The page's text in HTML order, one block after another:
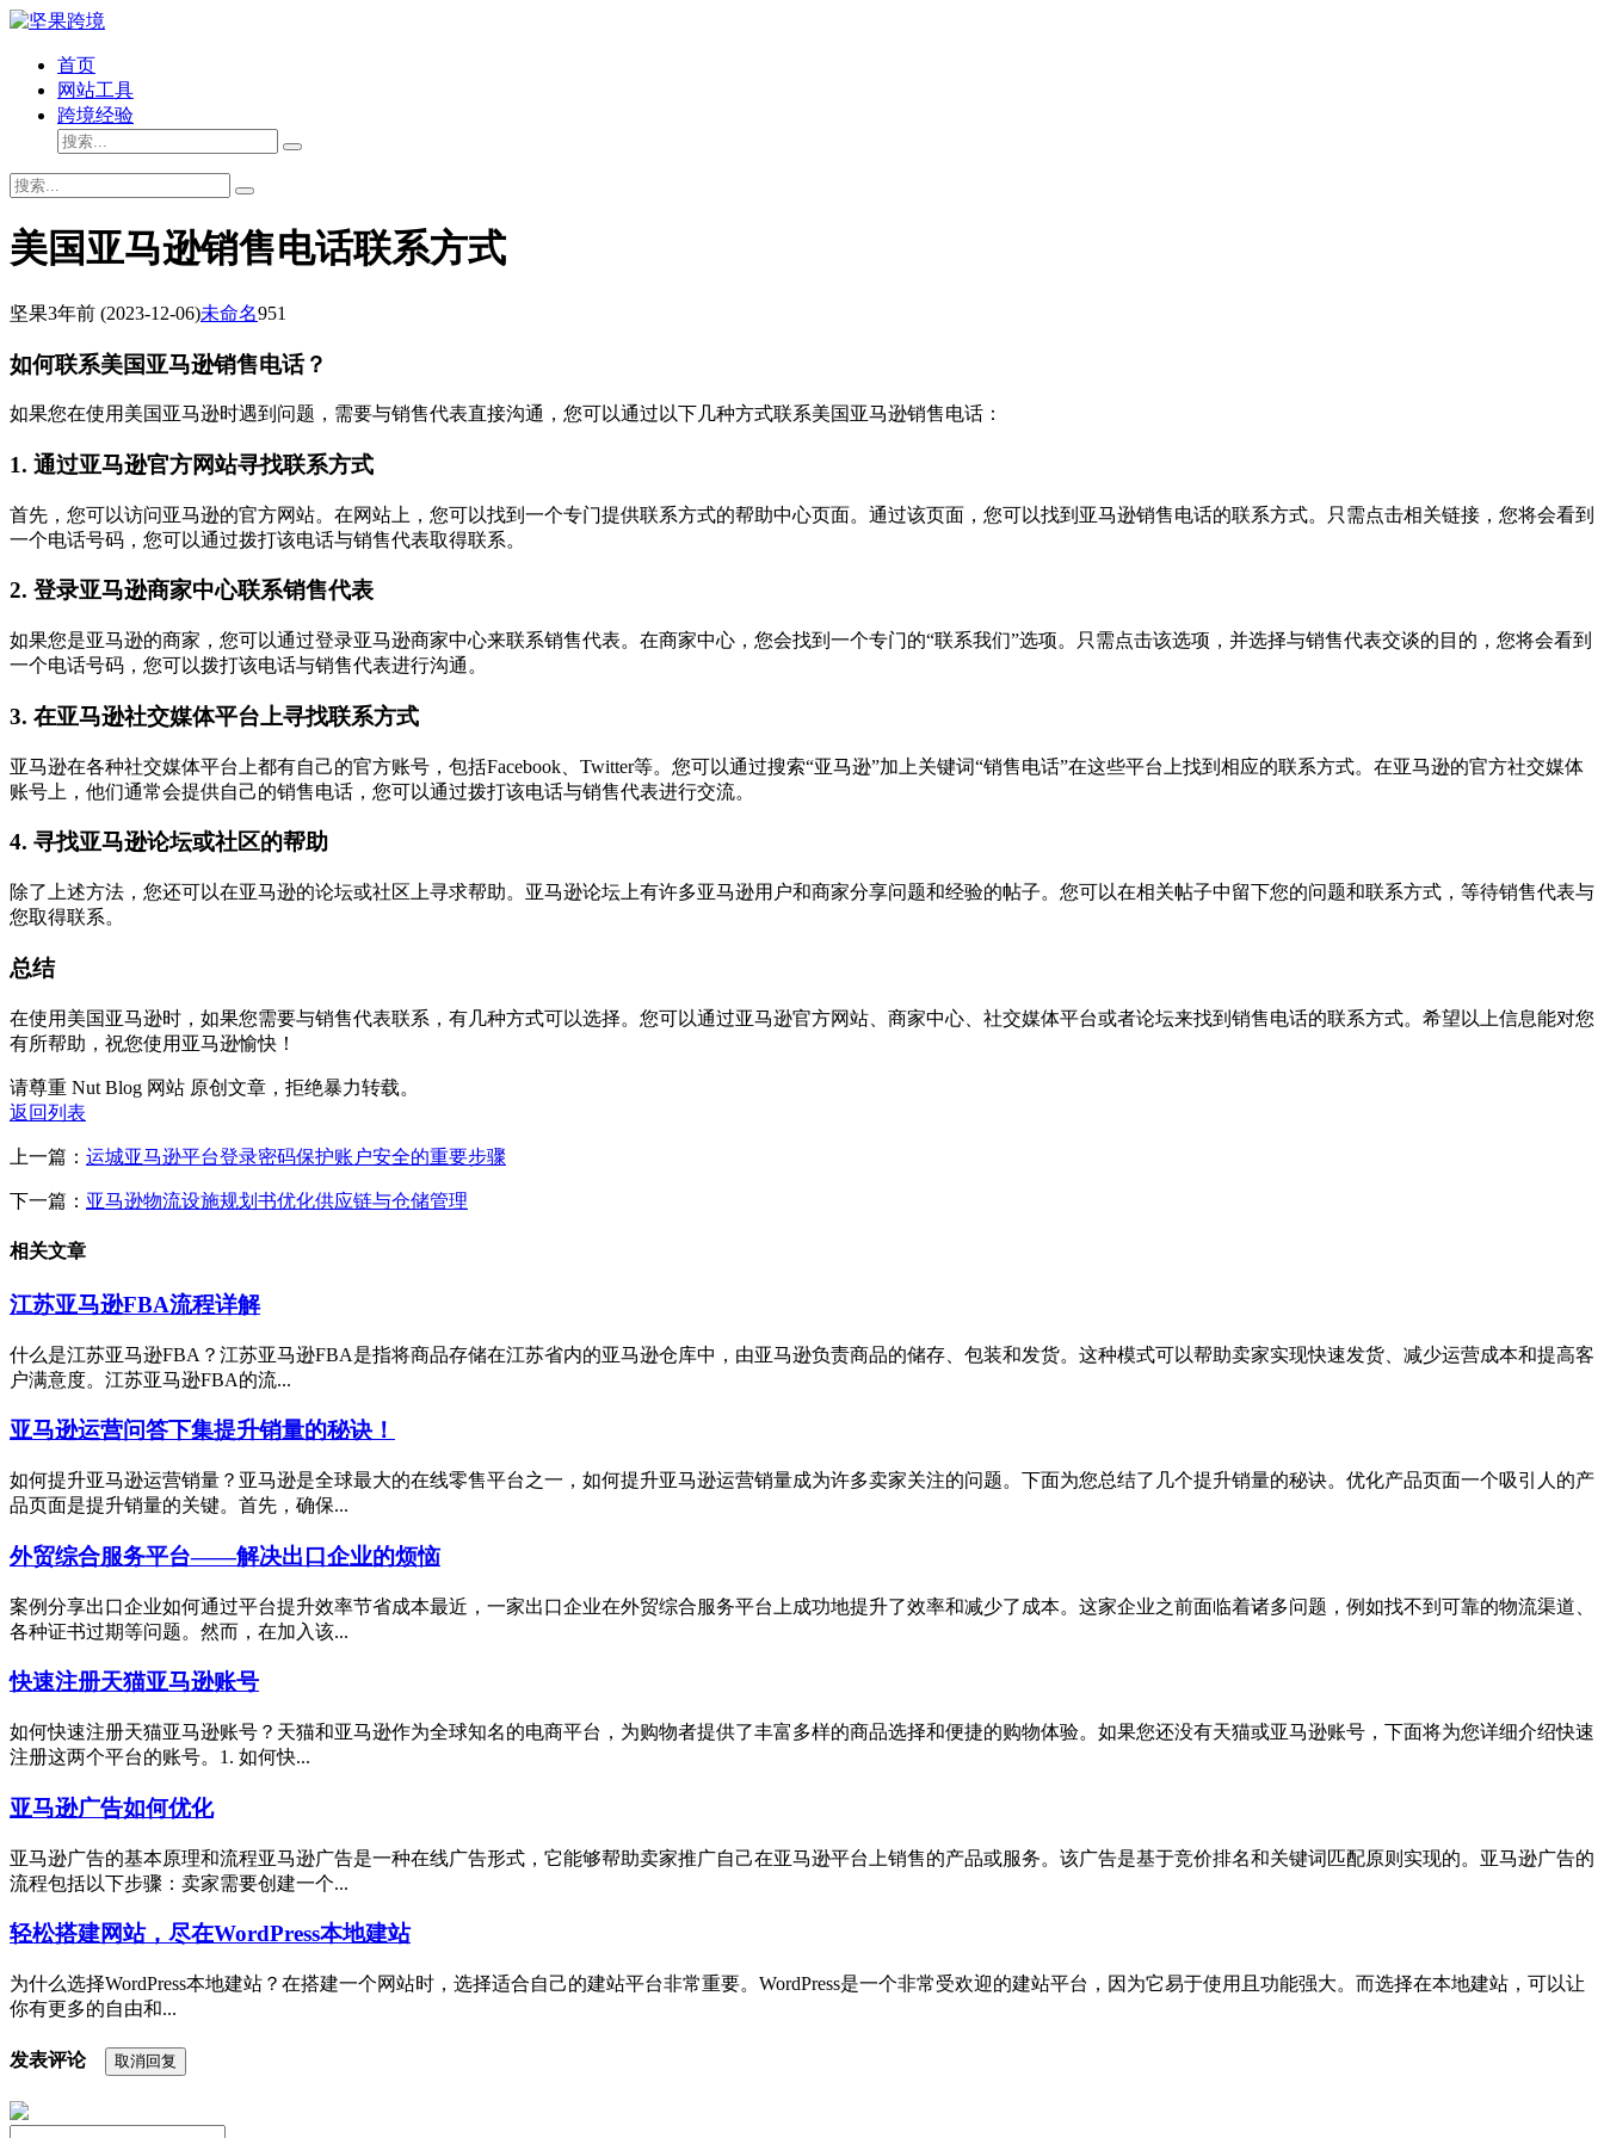
首页
网站工具
跨境经验
美国亚马逊销售电话联系方式
坚果3年前 (2023-12-06)未命名951
如何联系美国亚马逊销售电话？
如果您在使用美国亚马逊时遇到问题，需要与销售代表直接沟通，您可以通过以下几种方式联系美国亚马逊销售电话：
1. 通过亚马逊官方网站寻找联系方式
首先，您可以访问亚马逊的官方网站。在网站上，您可以找到一个专门提供联系方式的帮助中心页面。通过该页面，您可以找到亚马逊销售电话的联系方式。只需点击相关链接，您将会看到
一个电话号码，您可以通过拨打该电话与销售代表取得联系。
2. 登录亚马逊商家中心联系销售代表
如果您是亚马逊的商家，您可以通过登录亚马逊商家中心来联系销售代表。在商家中心，您会找到一个专门的“联系我们”选项。只需点击该选项，并选择与销售代表交谈的目的，您将会看到
一个电话号码，您可以拨打该电话与销售代表进行沟通。
3. 在亚马逊社交媒体平台上寻找联系方式
亚马逊在各种社交媒体平台上都有自己的官方账号，包括Facebook、Twitter等。您可以通过搜索“亚马逊”加上关键词“销售电话”在这些平台上找到相应的联系方式。在亚马逊的官方社交媒体
账号上，他们通常会提供自己的销售电话，您可以通过拨打该电话与销售代表进行交流。
4. 寻找亚马逊论坛或社区的帮助
除了上述方法，您还可以在亚马逊的论坛或社区上寻求帮助。亚马逊论坛上有许多亚马逊用户和商家分享问题和经验的帖子。您可以在相关帖子中留下您的问题和联系方式，等待销售代表与
您取得联系。
总结
在使用美国亚马逊时，如果您需要与销售代表联系，有几种方式可以选择。您可以通过亚马逊官方网站、商家中心、社交媒体平台或者论坛来找到销售电话的联系方式。希望以上信息能对您
有所帮助，祝您使用亚马逊愉快！
请尊重 Nut Blog 网站 原创文章，拒绝暴力转载。
返回列表
上一篇： 运城亚马逊平台登录密码保护账户安全的重要步骤
下一篇： 亚马逊物流设施规划书优化供应链与仓储管理
相关文章
江苏亚马逊FBA流程详解
什么是江苏亚马逊FBA？江苏亚马逊FBA是指将商品存储在江苏省内的亚马逊仓库中，由亚马逊负责商品的储存、包装和发货。这种模式可以帮助卖家实现快速发货、减少运营成本和提高客
户满意度。江苏亚马逊FBA的流...
亚马逊运营问答下集提升销量的秘诀！
如何提升亚马逊运营销量？亚马逊是全球最大的在线零售平台之一，如何提升亚马逊运营销量成为许多卖家关注的问题。下面为您总结了几个提升销量的秘诀。优化产品页面一个吸引人的产
品页面是提升销量的关键。首先，确保...
外贸综合服务平台——解决出口企业的烦恼
案例分享出口企业如何通过平台提升效率节省成本最近，一家出口企业在外贸综合服务平台上成功地提升了效率和减少了成本。这家企业之前面临着诸多问题，例如找不到可靠的物流渠道、
各种证书过期等问题。然而，在加入该...
快速注册天猫亚马逊账号
如何快速注册天猫亚马逊账号？天猫和亚马逊作为全球知名的电商平台，为购物者提供了丰富多样的商品选择和便捷的购物体验。如果您还没有天猫或亚马逊账号，下面将为您详细介绍快速
注册这两个平台的账号。1. 如何快...
亚马逊广告如何优化
亚马逊广告的基本原理和流程亚马逊广告是一种在线广告形式，它能够帮助卖家推广自己在亚马逊平台上销售的产品或服务。该广告是基于竞价排名和关键词匹配原则实现的。亚马逊广告的
流程包括以下步骤：卖家需要创建一个...
轻松搭建网站，尽在WordPress本地建站
为什么选择WordPress本地建站？在搭建一个网站时，选择适合自己的建站平台非常重要。WordPress是一个非常受欢迎的建站平台，因为它易于使用且功能强大。而选择在本地建站，可以让
你有更多的自由和...
发表评论 取消回复